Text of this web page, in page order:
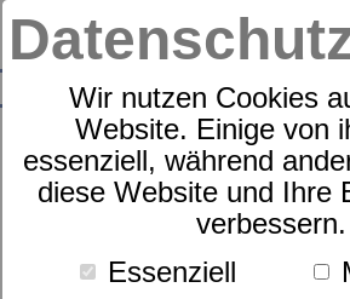
Wir nutzen Cookies
Website. Einige von
essenziell, während
diese Website und Ihre
verbessern.
Essenziell
Schäfle Naturhaar
Bettdecke Paul
Edition